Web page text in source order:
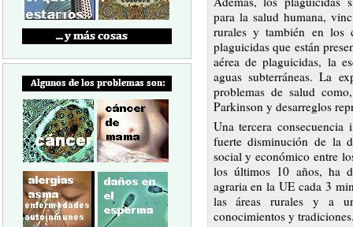
para la salud humana,
rurales y también en los
plaguicidas que están
aérea de plaguicidas, la
aguas subterráneas. La
problemas de salud
Parkinson y desarreglos
Una tercera
fuerte disminución de la
social y económico entre
los últimos 10 años, ha
agraria en la UE cada 3
las áreas rurales y a
conocimientos y